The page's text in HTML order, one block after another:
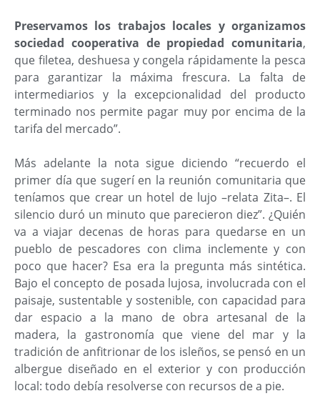
Preservamos los trabajos locales y organizamos
sociedad cooperativa de propiedad comunitaria,
que filetea, deshuesa y congela rápidamente la pesca
para garantizar la máxima frescura. La falta de
intermediarios y la excepcionalidad del producto
terminado nos permite pagar muy por encima de la
tarifa del mercado”.
Más adelante la nota sigue diciendo “recuerdo el
primer día que sugerí en la reunión comunitaria que
teníamos que crear un hotel de lujo –relata Zita–. El
silencio duró un minuto que parecieron diez”. ¿Quién
va a viajar decenas de horas para quedarse en un
pueblo de pescadores con clima inclemente y con
poco que hacer? Esa era la pregunta más sintética.
Bajo el concepto de posada lujosa, involucrada con el
paisaje, sustentable y sostenible, con capacidad para
dar espacio a la mano de obra artesanal de la
madera, la gastronomía que viene del mar y la
tradición de anfitrionar de los isleños, se pensó en un
albergue diseñado en el exterior y con producción
local: todo debía resolverse con recursos de a pie.